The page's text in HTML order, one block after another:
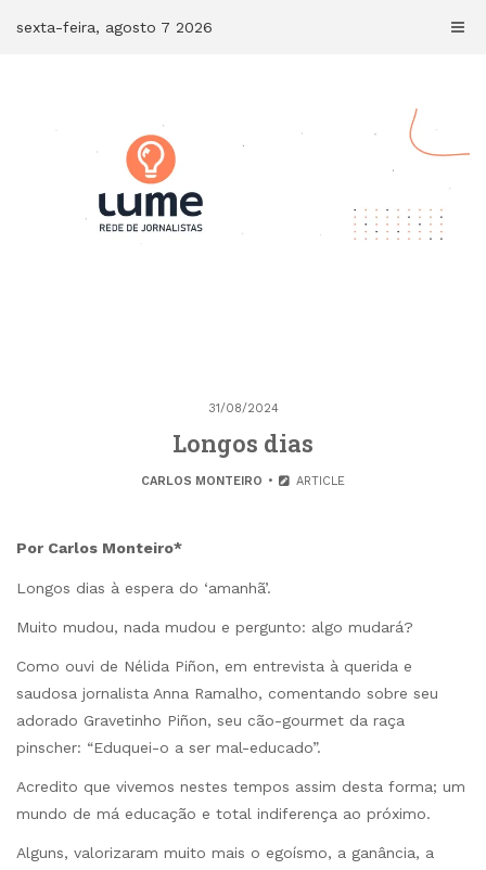
sexta-feira, agosto 7 2026
31/08/2024
Longos dias
CARLOS MONTEIRO ARTICLE
Por Carlos Monteiro*
Longos dias à espera do ‘amanhã’.
Muito mudou, nada mudou e pergunto: algo mudará?
Como ouvi de Nélida Piñon, em entrevista à querida e
saudosa jornalista Anna Ramalho, comentando sobre seu
adorado Gravetinho Piñon, seu cão-gourmet da raça
pinscher: “Eduquei-o a ser mal-educado”.
Acredito que vivemos nestes tempos assim desta forma; um
mundo de má educação e total indiferença ao próximo.
Alguns, valorizaram muito mais o egoísmo, a ganância, a